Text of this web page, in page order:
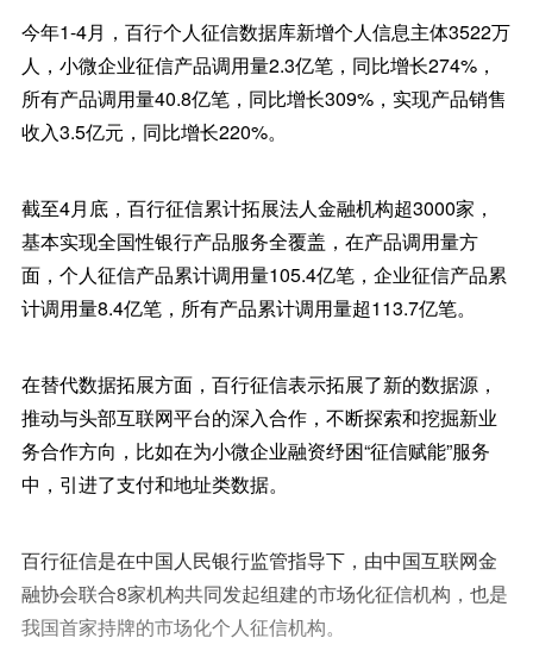
今年1-4月，百行个人征信数据库新增个人信息主体3522万
人，小微企业征信产品调用量2.3亿笔，同比增长274%，
所有产品调用量40.8亿笔，同比增长309%，实现产品销售
收入3.5亿元，同比增长220%。
截至4月底，百行征信累计拓展法人金融机构超3000家，
基本实现全国性银行产品服务全覆盖，在产品调用量方
面，个人征信产品累计调用量105.4亿笔，企业征信产品累
计调用量8.4亿笔，所有产品累计调用量超113.7亿笔。
在替代数据拓展方面，百行征信表示拓展了新的数据源，
推动与头部互联网平台的深入合作，不断探索和挖掘新业
务合作方向，比如在为小微企业融资纾困“征信赋能”服务
中，引进了支付和地址类数据。
百行征信是在中国人民银行监管指导下，由中国互联网金
融协会联合8家机构共同发起组建的市场化征信机构，也是
我国首家持牌的市场化个人征信机构。